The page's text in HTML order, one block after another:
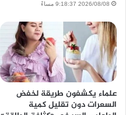
2026/08/08 9:18:37 مساءً
علماء يكشفون طريقة لخفض
السعرات دون تقليل كمية